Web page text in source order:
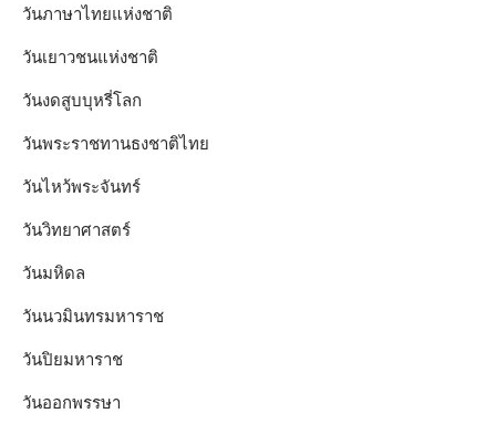
วันภาษาไทยแห่งชาติ
วันเยาวชนแห่งชาติ
วันงดสูบบุหรี่โลก
วันพระราชทานธงชาติไทย
วันไหว้พระจันทร์​
วันวิทยาศาสตร์
วันมหิดล
วันนวมินทรมหาราช
วันปิยมหาราช
วันออกพรรษา